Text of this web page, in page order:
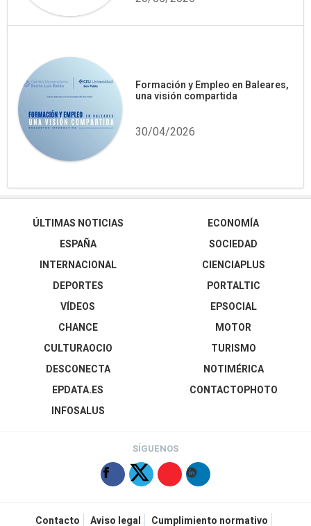
Formación y Empleo en Baleares,
una visión compartida
30/04/2026
ÚLTIMAS NOTICIAS
ESPAÑA
INTERNACIONAL
DEPORTES
VÍDEOS
ECONOMÍA
SOCIEDAD
CIENCIAPLUS
PORTALTIC
EPSOCIAL
CHANCE
CULTURAOCIO
DESCONECTA
EPDATA.ES
INFOSALUS
MOTOR
TURISMO
NOTIMÉRICA
CONTACTOPHOTO
SÍGUENOS
Contacto Aviso legal Cumplimiento normativo